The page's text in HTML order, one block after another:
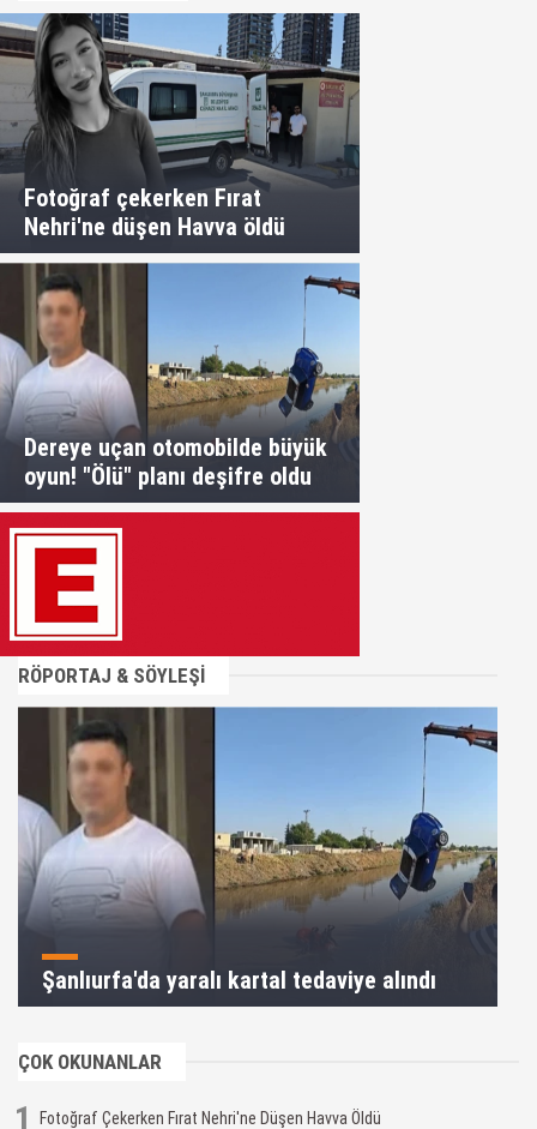
Fotoğraf çekerken Fırat
Nehri'ne düşen Havva öldü
Dereye uçan otomobilde büyük
oyun! "Ölü" planı deşifre oldu
RÖPORTAJ & SÖYLEŞİ
Şanlıurfa'da yaralı kartal tedaviye alındı
ÇOK OKUNANLAR
1 Fotoğraf Çekerken Fırat Nehri'ne Düşen Havva Öldü